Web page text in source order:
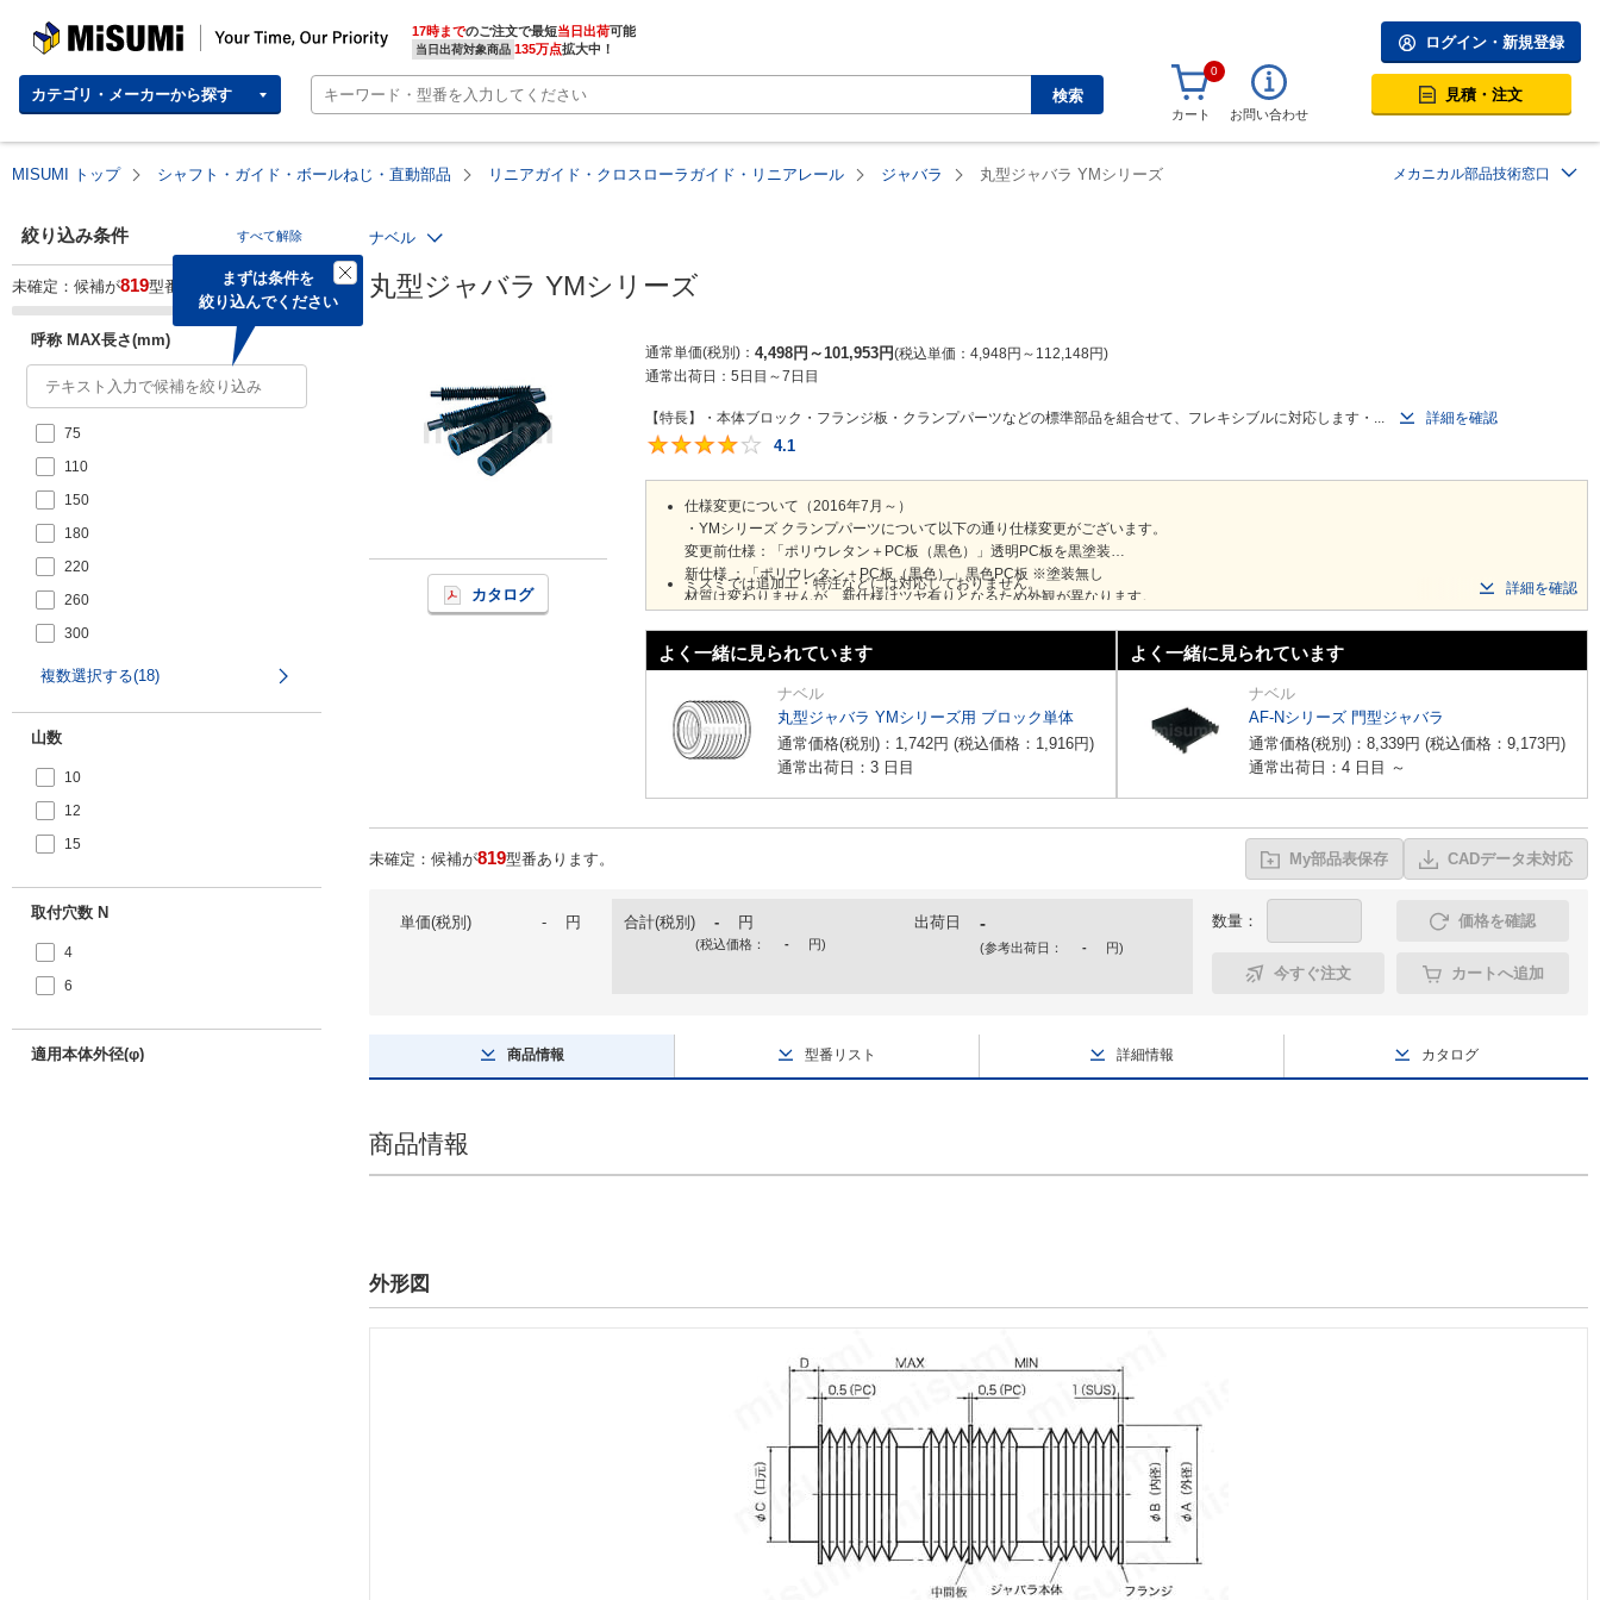
MISUMI | Your Time, Our Priority 17時までのご注文で最短当日出荷
当日出荷対象商品 135万点拡大中！
カテゴリ・メーカーから探す 検索
ログイン・新規登録
0
カート お問い合わせ
見積・注文
MISUMI トップ シャフト・ガイド・ボールねじ・直動部品 リニアガイド・クロスローラガイド・リニアレール ジャバラ 丸型ジャバラ YMシリーズ メカニカル部品技術窓口
絞り込み条件 すべて解除
まずは条件を
絞り込んでください
未確定：候補が819型番あります。
呼称 MAX長さ(mm)
75
110
150
180
220
260
300
370
1050
複数選択する(18)
山数
10
12
15
取付穴数 N
4
6
適用本体外径(φ)
ナベル
丸型ジャバラ YMシリーズ
カタログ
通常単価(税別) 4,498円 ～101,953円 税込単価 4,948円 ～ 112,148円
通常出荷日： 5日目～7日目
【特長】・本体ブロック・フランジ板・クランプパーツなどの標準部品を組合せて、フレキシブルに対応します・...
詳細を確認
4.1
仕様変更について（2016年7月～）
・YMシリーズ クランプパーツについて以下の通り仕様変更がございます。
変更前仕様：「ポリウレタン＋PC板（黒色）」透明PC板を黒塗装
新仕様 ：「ポリウレタン＋PC板（黒色）」黒色PC板 ※塗装無し
材質は変わりませんが、新仕様はツヤ有りとなるため外観が異なります。
ミスミでは追加工・特注などには対応しておりません。 詳細を確認
よく一緒に見られています
ナベル
丸型ジャバラ YMシリーズ用 ブロック単体
通常価格(税別)： 1,742円 (税込価格： 1,916円)
通常出荷日：3 日目
よく一緒に見られています
ナベル
AF-Nシリーズ 門型ジャバラ
通常価格(税別)： 8,339円 (税込価格： 9,173円)
通常出荷日：4 日目 ～
未確定：候補が819型番あります。 My部品表保存 CADデータ未対応
単価(税別) - 円 合計(税別) - 円
(税込価格： - 円)
出荷日 -
(参考出荷日： - 円)
数量： 価格を確認
今すぐ注文 カートへ追加
商品情報 型番リスト 詳細情報 カタログ
商品情報
外形図